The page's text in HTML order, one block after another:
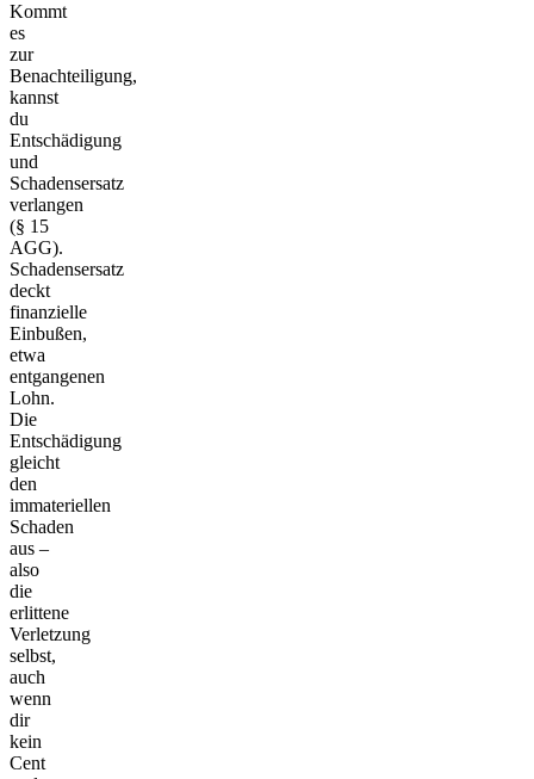
Kommt
es
zur
Benachteiligung,
kannst
du
Entschädigung
und
Schadensersatz
verlangen
(§ 15
AGG).
Schadensersatz
deckt
finanzielle
Einbußen,
etwa
entgangenen
Lohn.
Die
Entschädigung
gleicht
den
immateriellen
Schaden
aus –
also
die
erlittene
Verletzung
selbst,
auch
wenn
dir
kein
Cent